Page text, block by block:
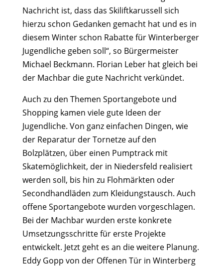
Nachricht ist, dass das Skiliftkarussell sich
hierzu schon Gedanken gemacht hat und es in
diesem Winter schon Rabatte für Winterberger
Jugendliche geben soll“, so Bürgermeister
Michael Beckmann. Florian Leber hat gleich bei
der Machbar die gute Nachricht verkündet.
Auch zu den Themen Sportangebote und
Shopping kamen viele gute Ideen der
Jugendliche. Von ganz einfachen Dingen, wie
der Reparatur der Tornetze auf den
Bolzplätzen, über einen Pumptrack mit
Skatemöglichkeit, der in Niedersfeld realisiert
werden soll, bis hin zu Flohmärkten oder
Secondhandläden zum Kleidungstausch. Auch
offene Sportangebote wurden vorgeschlagen.
Bei der Machbar wurden erste konkrete
Umsetzungsschritte für erste Projekte
entwickelt. Jetzt geht es an die weitere Planung.
Eddy Gopp von der Offenen Tür in Winterberg